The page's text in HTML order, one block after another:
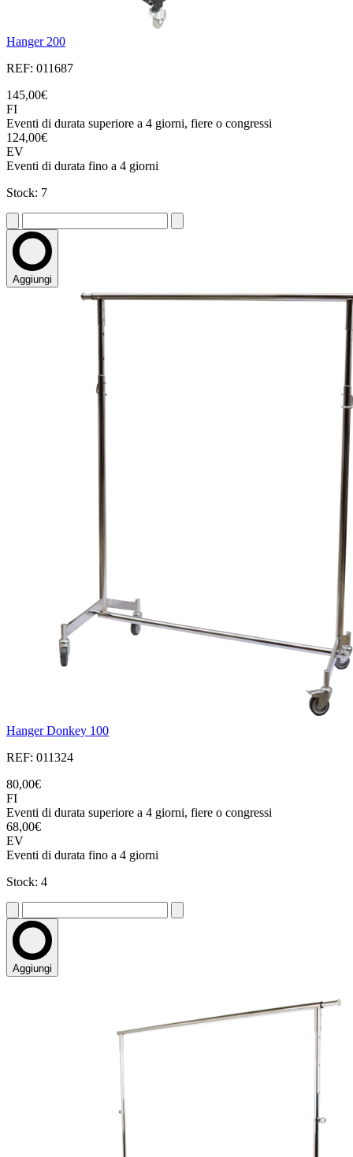
Hanger 200
REF: 011687
145,00€
FI
Eventi di durata superiore a 4 giorni, fiere o congressi
124,00€
EV
Eventi di durata fino a 4 giorni
Stock: 7
Aggiungi
Hanger Donkey 100
REF: 011324
80,00€
FI
Eventi di durata superiore a 4 giorni, fiere o congressi
68,00€
EV
Eventi di durata fino a 4 giorni
Stock: 4
Aggiungi